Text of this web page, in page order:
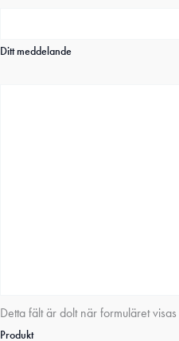
Ditt meddelande
Detta fält är dolt när formuläret visas
Produkt